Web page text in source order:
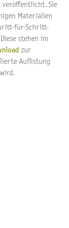
veröffentlicht. Sie
Materialien
für-Schritt-
stehen im
zur
Auflistung